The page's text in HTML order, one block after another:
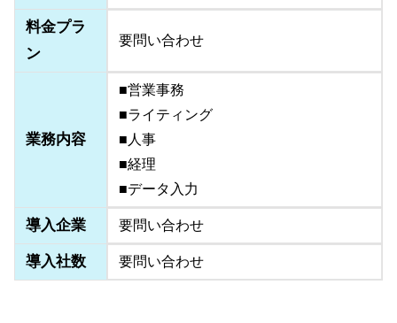
料金プラ
ン
要問い合わせ
業務内容
■営業事務
■ライティング
■人事
■経理
■データ入力
導入企業 要問い合わせ
導入社数 要問い合わせ